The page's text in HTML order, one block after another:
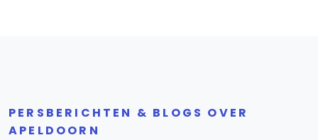
PERSBERICHTEN & BLOGS OVER
APELDOORN